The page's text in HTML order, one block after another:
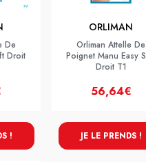
De
Droit
!
ORLIMAN
Orliman Attelle De
Poignet Manu Easy
Droit T1
56,64€
JE LE PRENDS !